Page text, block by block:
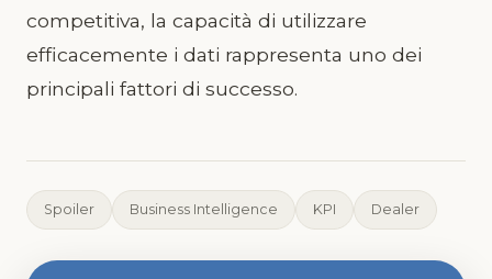
competitiva, la capacità di utilizzare
efficacemente i dati rappresenta uno dei
principali fattori di successo.
Spoiler Business Intelligence KPI Dealer